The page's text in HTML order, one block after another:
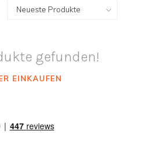
gefunden!
EINKAUFEN